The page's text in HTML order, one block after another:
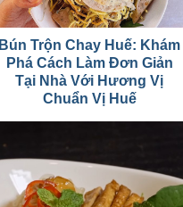
Bún Trộn Chay Huế: Khám
Phá Cách Làm Đơn Giản
Tại Nhà Với Hương Vị
Chuẩn Vị Huế